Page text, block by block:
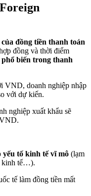
đồng tiền thanh toán
đồng và thời điểm
biến trong thanh
VND, doanh nghiệp nhập
với dự kiến.
nghiệp xuất khẩu sẽ
yếu tố kinh tế vĩ mô (lạm
kinh tế…).
tế làm đồng tiền mất